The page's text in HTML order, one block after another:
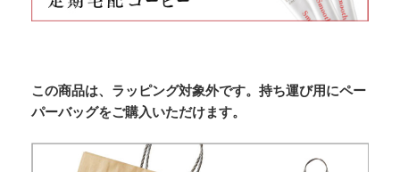
この商品は、ラッピング対象外です。持ち運び用にペー
パーバッグをご購入いただけます。